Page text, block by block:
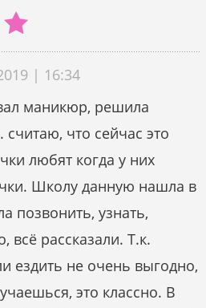
| 16:34
маникюр, решила
считаю, что сейчас это
любят когда у них
Школу данную нашла в
позвонить, узнать,
всё рассказали. Т.к.
ездить не очень выгодно,
это классно. В